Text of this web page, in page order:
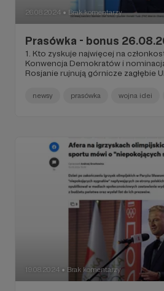
26.08.2024 ● Brak komentarzy
Prasówka - bonus
1. Kto zyskuje najwięcej na
Konwencja Demokratów i
Rosjanie rujnują górnicze zagłębie
Polsce: 6. Zmiany w polskich
dyrektor organizacji LGBT „Pride w
newsy prasówka wojna idei
19.08.2024 ● Brak komentarzy